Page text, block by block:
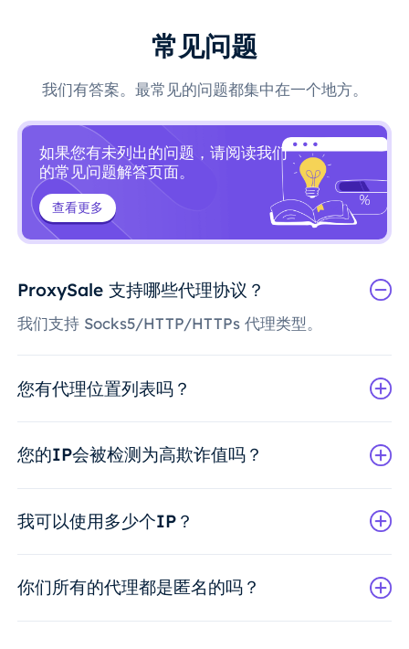
常见问题
我们有答案。最常见的问题都集中在一个地方。
如果您有未列出的问题，请阅读我们
的常见问题解答页面。
查看更多
ProxySale 支持哪些代理协议？
我们支持 Socks5/HTTP/HTTPs 代理类型。
您有代理位置列表吗？
您的IP会被检测为高欺诈值吗？
我可以使用多少个IP？
你们所有的代理都是匿名的吗？